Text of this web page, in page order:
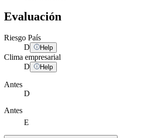
Evaluación
Riesgo País
D
Help
Clima empresarial
D
Help
Antes
D
Antes
E